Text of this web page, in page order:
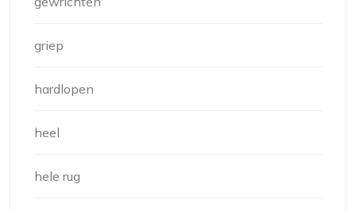
griep
hardlopen
heel
hele rug